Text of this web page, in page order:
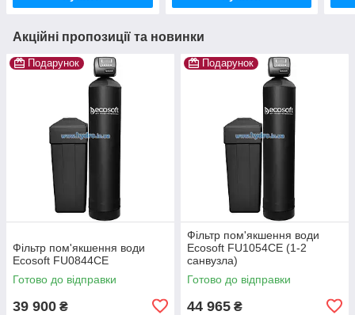
Акційні пропозиції та новинки
Подарунок
Фільтр пом'якшення води
Ecosoft FU0844CE
Готово до відправки
39 900 ₴
Подарунок
Фільтр пом'якшення води
Ecosoft FU1054CE (1-2
санвузла)
Готово до відправки
44 965 ₴